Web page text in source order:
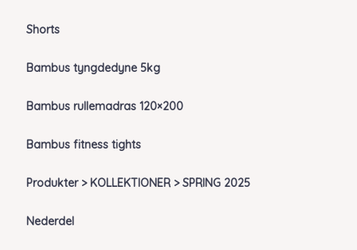
Shorts
Bambus tyngdedyne 5kg
Bambus rullemadras 120×200
Bambus fitness tights
Produkter > KOLLEKTIONER > SPRING 2025
Nederdel